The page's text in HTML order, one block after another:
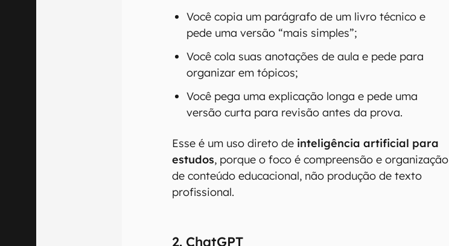
Você copia um parágrafo de um livro técnico e
pede uma versão “mais simples”;
Você cola suas anotações de aula e pede para
organizar em tópicos;
Você pega uma explicação longa e pede uma
versão curta para revisão antes da prova.
Esse é um uso direto de inteligência artificial para
estudos, porque o foco é compreensão e organização
de conteúdo educacional, não produção de texto
profissional.
2. ChatGPT